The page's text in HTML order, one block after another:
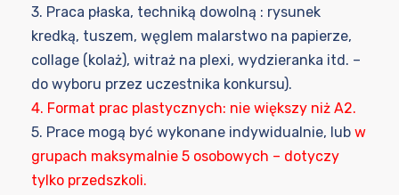
3. Praca płaska, techniką dowolną : rysunek
kredką, tuszem, węglem malarstwo na papierze,
collage (kolaż), witraż na plexi, wydzieranka itd. –
do wyboru przez uczestnika konkursu).
4. Format prac plastycznych: nie większy niż A2.
5. Prace mogą być wykonane indywidualnie, lub w
grupach maksymalnie 5 osobowych – dotyczy
tylko przedszkoli.